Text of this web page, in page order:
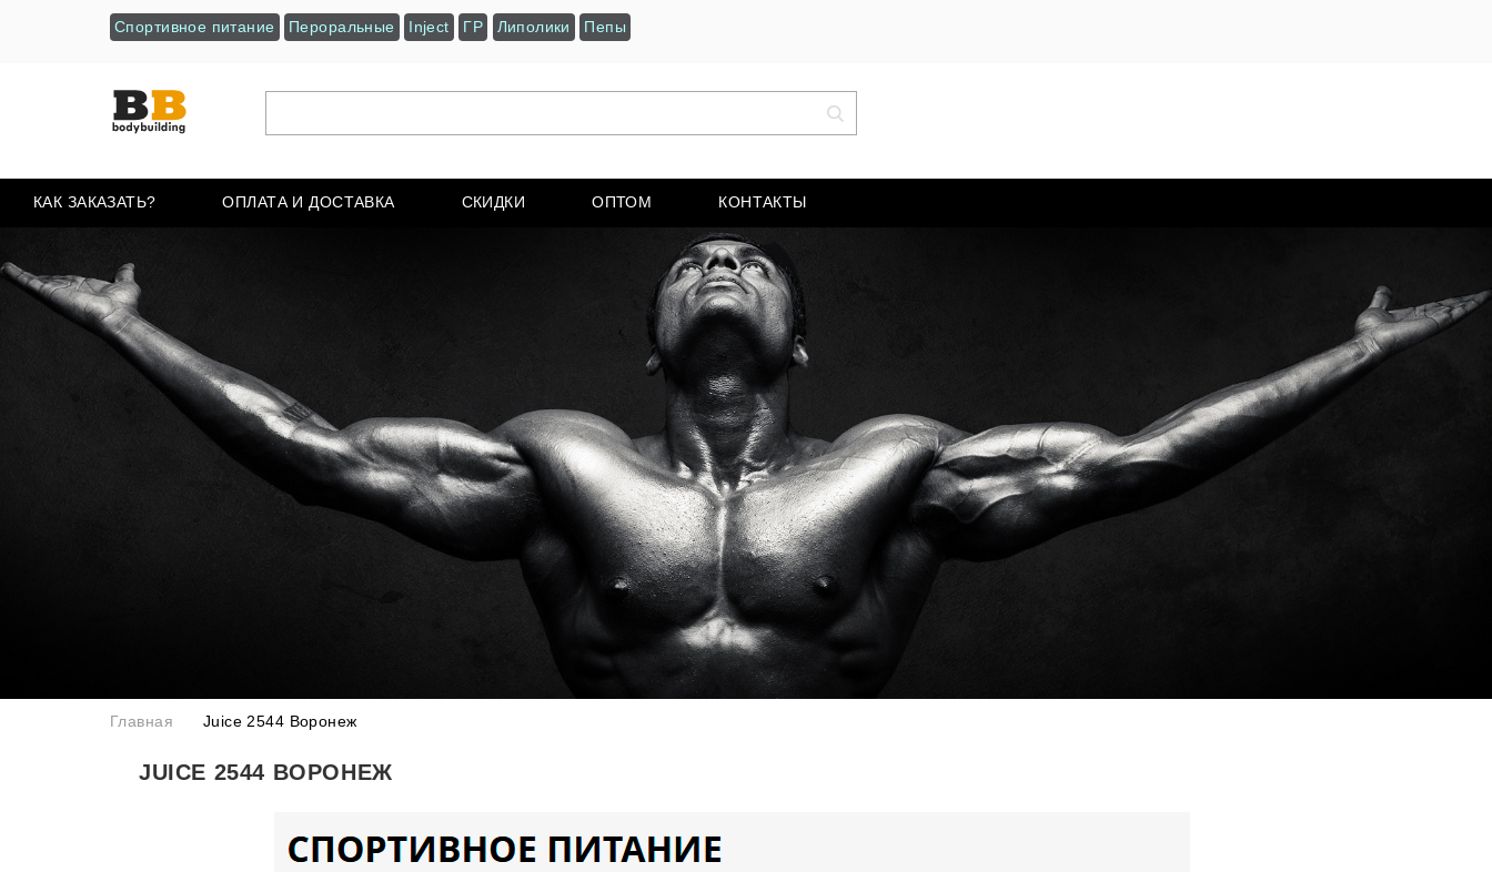
Спортивное питание Пероральные Inject ГР Липолики Пепы
КАК ЗАКАЗАТЬ? ОПЛАТА И ДОСТАВКА СКИДКИ ОПТОМ КОНТАКТЫ
Главная Juice 2544 Воронеж
JUICE 2544 ВОРОНЕЖ